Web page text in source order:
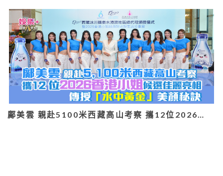
鄺美雲 親赴5100米西藏高山考察 攜12位2026…